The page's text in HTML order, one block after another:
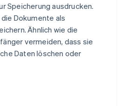
Speicherung ausdrucken.
Dokumente als
Ähnlich wie die
vermeiden, dass sie
Daten löschen oder